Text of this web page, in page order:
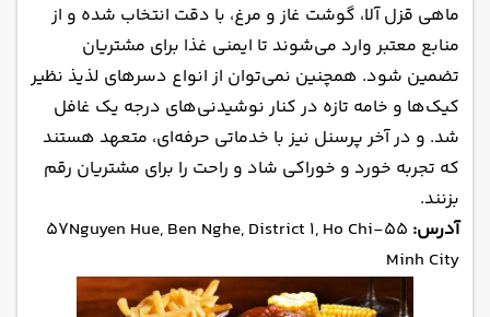
ماهی قزل آلا، گوشت غاز و مرغ، با دقت انتخاب شده و از
منابع معتبر وارد می‌شوند تا ایمنی غذا برای مشتریان
تضمین شود. همچنین نمی‌توان از انواع دسرهای لذیذ نظیر
کیک‌ها و خامه تازه در کنار نوشیدنی‌های درجه یک غافل
شد. و در آخر پرسنل نیز با خدماتی حرفه‌ای، متعهد هستند
که تجربه خورد و خوراکی شاد و راحت را برای مشتریان رقم
بزنند.
آدرس:
55-57Nguyen Hue, Ben Nghe, District 1, Ho Chi
Minh City